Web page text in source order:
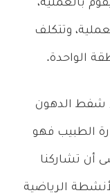
بالعملية،
وتتكلف
شفط الدهون
الطبيب فهو
أن تشاركنا
الرياضية